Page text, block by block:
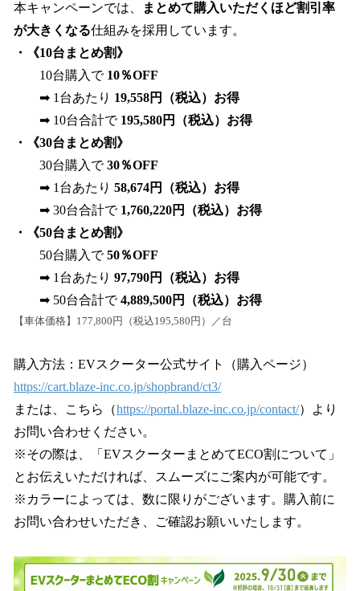
本キャンペーンでは、
まとめて購入いただくほど割引率
が大きくなる仕組みを採用しています。
・《10台まとめ割》
10台購入で 10％OFF
➡ 1台あたり 19,558円（税込）お得
➡ 10台合計で 195,580円（税込）お得
・《30台まとめ割》
30台購入で30％OFF
➡ 1台あたり 58,674円（税込）お得
➡ 30台合計で 1,760,220円（税込）お得
・《50台まとめ割》
50台購入で50％OFF
➡ 1台あたり 97,790円（税込）お得
➡ 50台合計で4,889,500円（税込）お得
【車体価格】177,800円（税込195,580円）／台
購入方法：EVスクーター公式サイト（購入ページ）
https://cart.blaze-inc.co.jp/shopbrand/ct3/
または、こちら（https://portal.blaze-inc.co.jp/contact/）より
お問い合わせください。
※その際は、「EVスクーターまとめてECO割について」
とお伝えいただければ、スムーズにご案内が可能です。
※カラーによっては、数に限りがございます。購入前に
お問い合わせいただき、ご確認お願いいたします。